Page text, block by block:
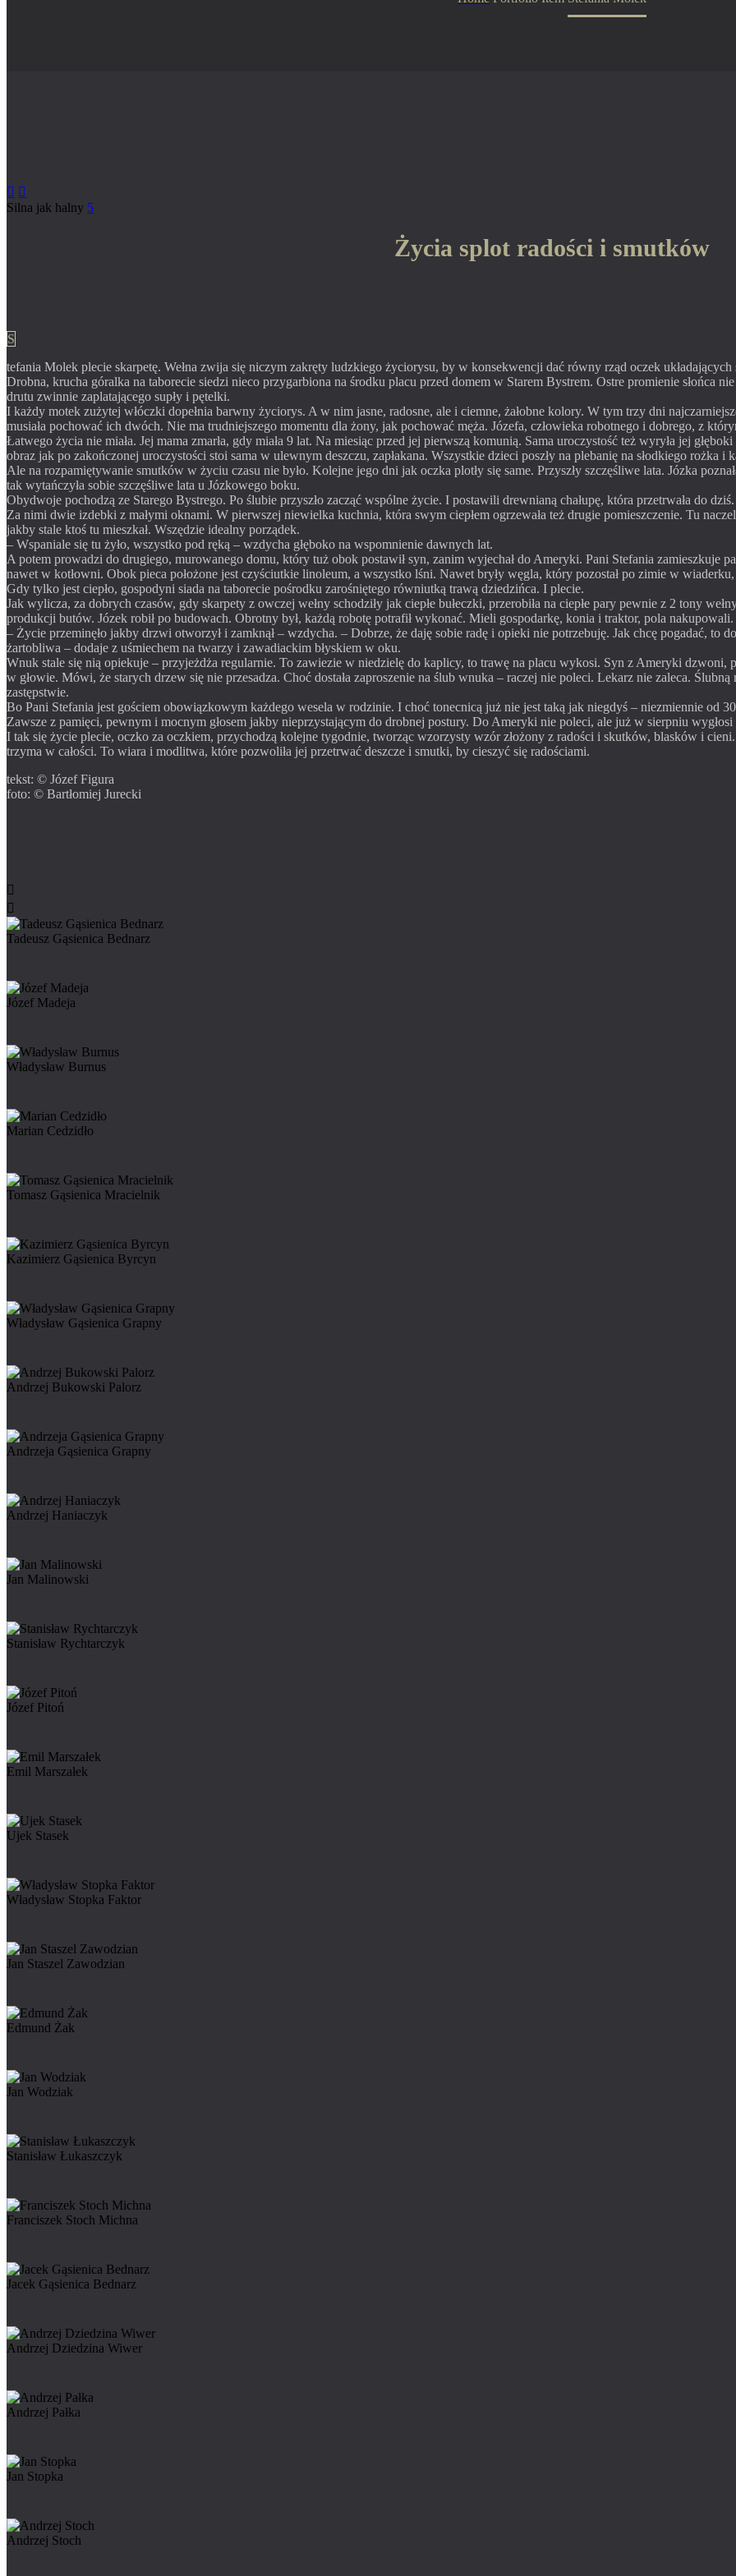
 
Silna jak halny 5
Życia splot radości i smutków
S
tefania Molek plecie skarpetę. Wełna zwija się niczym zakręty ludzkiego życiorysu, by w konsekwencji dać równy rząd oczek
Drobna, krucha góralka na taborecie siedzi nieco przygarbiona na środku placu przed domem w Starem Bystrem. Ostre promienie słońca
drutu zwinnie zaplatającego supły i pętelki.
I każdy motek zużytej włóczki dopełnia barwny życiorys. A w nim jasne, radosne, ale i ciemne, żałobne kolory. W tym trzy dni
musiała pochować ich dwóch. Nie ma trudniejszego momentu dla żony, jak pochować męża. Józefa, człowieka robotnego i dobrego, z
Łatwego życia nie miała. Jej mama zmarła, gdy miała 9 lat. Na miesiąc przed jej pierwszą komunią. Sama uroczystość też wyryła jej
obraz jak po zakończonej uroczystości stoi sama w ulewnym deszczu, zapłakana. Wszystkie dzieci poszły na plebanię na słodkiego rożka i
Ale na rozpamiętywanie smutków w życiu czasu nie było. Kolejne jego dni jak oczka plotły się same. Przyszły szczęśliwe lata. Józka
tak wytańczyła sobie szczęśliwe lata u Józkowego boku.
Obydwoje pochodzą ze Starego Bystrego. Po ślubie przyszło zacząć wspólne życie. I postawili drewnianą chałupę, która przetrwała do
Za nimi dwie izdebki z małymi oknami. W pierwszej niewielka kuchnia, która swym ciepłem ogrzewała też drugie pomieszczenie. Tu
jakby stale ktoś tu mieszkał. Wszędzie idealny porządek.
– Wspaniale się tu żyło, wszystko pod ręką – wzdycha głęboko na wspomnienie dawnych lat.
A potem prowadzi do drugiego, murowanego domu, który tuż obok postawił syn, zanim wyjechał do Ameryki. Pani Stefania zamieszkuje
nawet w kotłowni. Obok pieca położone jest czyściutkie linoleum, a wszystko lśni. Nawet bryły węgla, który pozostał po zimie w
Gdy tylko jest ciepło, gospodyni siada na taborecie pośrodku zarośniętego równiutką trawą dziedzińca. I plecie.
Jak wylicza, za dobrych czasów, gdy skarpety z owczej wełny schodziły jak ciepłe bułeczki, przerobiła na ciepłe pary pewnie z 2 tony
produkcji butów. Józek robił po budowach. Obrotny był, każdą robotę potrafił wykonać. Mieli gospodarkę, konia i traktor, pola nakupowali.
– Życie przeminęło jakby drzwi otworzył i zamknął – wzdycha. – Dobrze, że daję sobie radę i opieki nie potrzebuję. Jak chcę pogadać, to
żartobliwa – dodaje z uśmiechem na twarzy i zawadiackim błyskiem w oku.
Wnuk stale się nią opiekuje – przyjeżdża regularnie. To zawiezie w niedzielę do kaplicy, to trawę na placu wykosi. Syn z Ameryki dzwoni,
w głowie. Mówi, że starych drzew się nie przesadza. Choć dostała zaproszenie na ślub wnuka – raczej nie poleci. Lekarz nie zaleca. Ślubną
zastępstwie.
Bo Pani Stefania jest gościem obowiązkowym każdego wesela w rodzinie. I choć tonecnicą już nie jest taką jak niegdyś – niezmiennie od
Zawsze z pamięci, pewnym i mocnym głosem jakby nieprzystającym do drobnej postury. Do Ameryki nie poleci, ale już w sierpniu
I tak się życie plecie, oczko za oczkiem, przychodzą kolejne tygodnie, tworząc wzorzysty wzór złożony z radości i skutków, blasków i
trzyma w całości. To wiara i modlitwa, które pozwoliła jej przetrwać deszcze i smutki, by cieszyć się radościami.
tekst: © Józef Figura
foto: © Bartłomiej Jurecki


Tadeusz Gąsienica Bednarz
Józef Madeja
Władysław Burnus
Marian Cedzidło
Tomasz Gąsienica Mracielnik
Kazimierz Gąsienica Byrcyn
Władysław Gąsienica Grapny
Andrzej Bukowski Palorz
Andrzeja Gąsienica Grapny
Andrzej Haniaczyk
Jan Malinowski
Stanisław Rychtarczyk
Józef Pitoń
Emil Marszałek
Ujek Stasek
Władysław Stopka Faktor
Jan Staszel Zawodzian
Edmund Żak
Jan Wodziak
Stanisław Łukaszczyk
Franciszek Stoch Michna
Jacek Gąsienica Bednarz
Andrzej Dziedzina Wiwer
Andrzej Pałka
Jan Stopka
Andrzej Stoch